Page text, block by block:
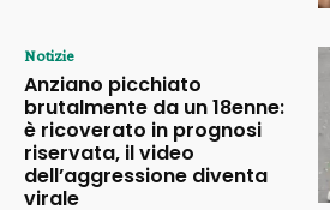
Notizie
Anziano picchiato
brutalmente da un 18enne:
è ricoverato in prognosi
riservata, il video
dell’aggressione diventa
virale